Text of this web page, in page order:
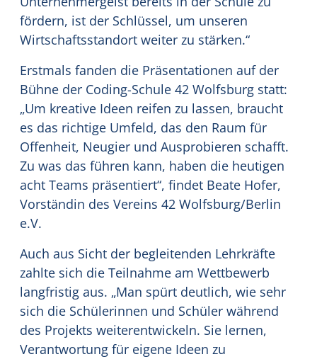
fördern, ist der Schlüssel, um unseren
Wirtschaftsstandort weiter zu stärken.“
Erstmals fanden die Präsentationen auf der
Bühne der Coding-Schule 42 Wolfsburg statt:
„Um kreative Ideen reifen zu lassen, braucht
es das richtige Umfeld, das den Raum für
Offenheit, Neugier und Ausprobieren schafft.
Zu was das führen kann, haben die heutigen
acht Teams präsentiert“, findet Beate Hofer,
Vorständin des Vereins 42 Wolfsburg/Berlin
e.V.
Auch aus Sicht der begleitenden Lehrkräfte
zahlte sich die Teilnahme am Wettbewerb
langfristig aus. „Man spürt deutlich, wie sehr
sich die Schülerinnen und Schüler während
des Projekts weiterentwickeln. Sie lernen,
Verantwortung für eigene Ideen zu